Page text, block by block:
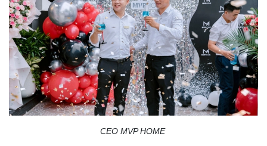
CEO MVP HOME